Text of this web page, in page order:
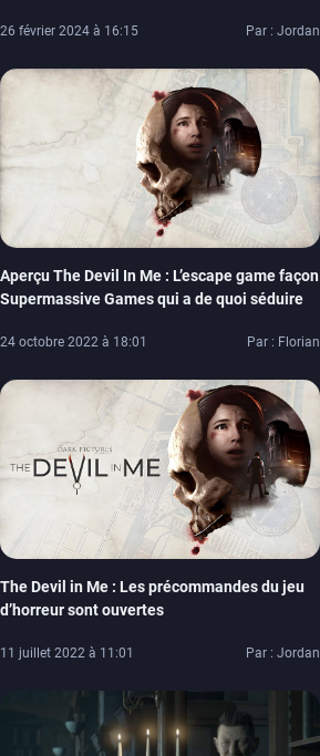
26 février 2024 à 16:15 Par : Jordan
Aperçu The Devil In Me : L’escape game façon
Supermassive Games qui a de quoi séduire
24 octobre 2022 à 18:01 Par : Florian
The Devil in Me : Les précommandes du jeu
d’horreur sont ouvertes
11 juillet 2022 à 11:01 Par : Jordan